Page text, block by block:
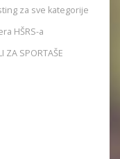
za sve kategorije
HŠRS-a
ZA SPORTAŠE